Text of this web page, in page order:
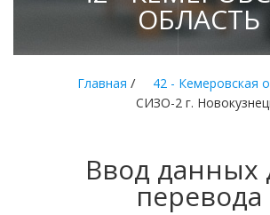
ОБЛАСТЬ
Главная / 42 - Кемеровская
СИЗО-2 г.
Ввод данных
перевода